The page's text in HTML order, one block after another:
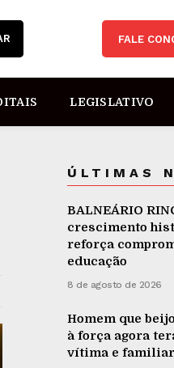
FALE
LEGISLATIVO
ÚLTIMAS
BALNEÁRIO
crescimento
reforça
educação
8 de agosto de 2026
Homem que
à força agora
vítima e familiar